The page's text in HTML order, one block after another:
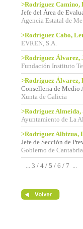
>Rodríguez Camino,
Jefe del Área de
Agencia Estatal de
>Rodríguez Cabo,
EVREN, S.A.
>Rodríguez Álvarez,
Fundación Instituto
>Rodríguez Álvarez,
Conselleria de Medio
Xunta de Galicia
>Rodríguez Almeida,
Ayuntamiento de La
>Rodríguez Albizua,
Jefe de Sección de
Gobierno de Cantabria
... 3 / 4 / 5 / 6 / 7 ...